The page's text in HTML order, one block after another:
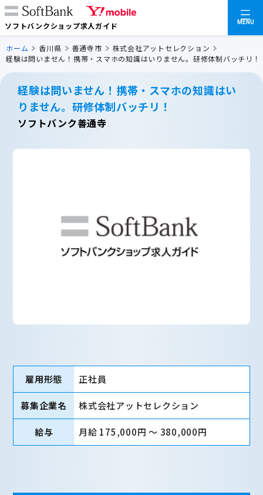
ソフトバンクショップ求人ガイド MENU
ホーム 香川県 善通寺市
株式会社アットセレクション
経験は問いません！携帯・スマホの知識はいりません。研修体制バッチリ！
経験は問いません！携帯・スマホの知識はい
りません。研修体制バッチリ！
ソフトバンク善通寺
雇用形態 正社員
募集企業名 株式会社アットセレクション
給与 月給 175,000円 〜 380,000円